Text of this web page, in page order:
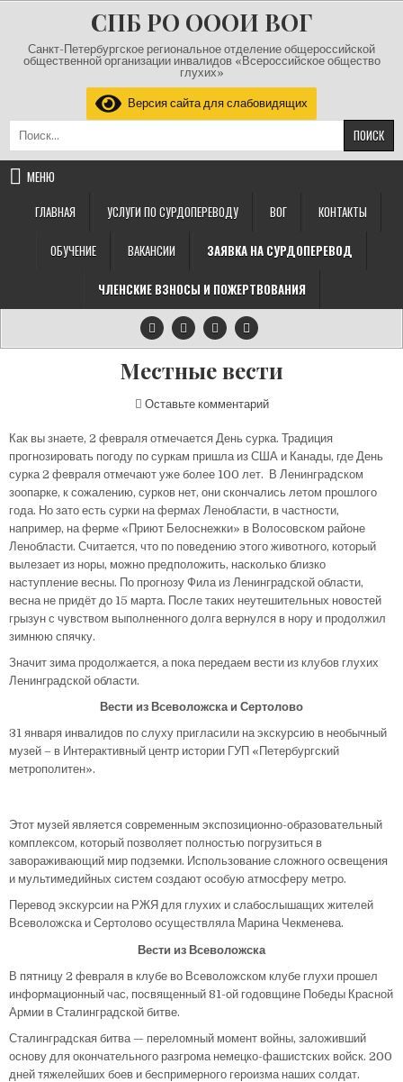
СПБ РО ОООИ ВОГ
Санкт-Петербургское региональное отделение общероссийской
общественной организации инвалидов «Всероссийское общество
глухих»
Версия сайта для слабовидящих
Найти:
МЕНЮ
ГЛАВНАЯ
УСЛУГИ ПО СУРДОПЕРЕВОДУ ВОГ КОНТАКТЫ
ОБУЧЕНИЕ ВАКАНСИИ ЗАЯВКА НА СУРДОПЕРЕВОД
ЧЛЕНСКИЕ ВЗНОСЫ И ПОЖЕРТВОВАНИЯ
Местные вести
Оставьте комментарийна Местные вести
Как вы знаете, 2 февраля отмечается День сурка. Традиция
прогнозировать погоду по суркам пришла из США и Канады, где День
сурка 2 февраля отмечают уже более 100 лет. В Ленинградском
зоопарке, к сожалению, сурков нет, они скончались летом прошлого
года. Но зато есть сурки на фермах Ленобласти, в частности,
например, на ферме «Приют Белоснежки» в Волосовском районе
Ленобласти. Считается, что по поведению этого животного, который
вылезает из норы, можно предположить, насколько близко
наступление весны. По прогнозу Фила из Ленинградской области,
весна не придёт до 15 марта. После таких неутешительных новостей
грызун с чувством выполненного долга вернулся в нору и продолжил
зимнюю спячку.
Значит зима продолжается, а пока передаем вести из клубов глухих
Ленинградской области.
Вести из Всеволожска и Сертолово
31 января инвалидов по слуху пригласили на экскурсию в необычный
музей – в Интерактивный центр истории ГУП «Петербургский
метрополитен».
Этот музей является современным экспозиционно-образовательный
комплексом, который позволяет полностью погрузиться в
завораживающий мир подземки. Использование сложного освещения
и мультимедийных систем создают особую атмосферу метро.
Перевод экскурсии на РЖЯ для глухих и слабослышащих жителей
Всеволожска и Сертолово осуществляла Марина Чекменева.
Вести из Всеволожска
В пятницу 2 февраля в клубе во Всеволожском клубе глухи прошел
информационный час, посвященный 81-ой годовщине Победы Красной
Армии в Сталинградской битве.
Сталинградская битва — переломный момент войны, заложивший
основу для окончательного разгрома немецко-фашистских войск. 200
дней тяжелейших боев и беспримерного героизма наших солдат.